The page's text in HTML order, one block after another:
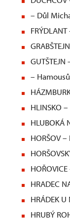
– Důl
–
HLINSKO
HLUBOKÁ
HORŠOV
HRADEC
HRÁDEK
HRUBÝ